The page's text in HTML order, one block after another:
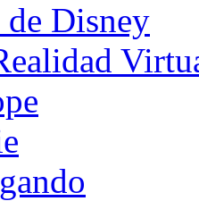
de Disney